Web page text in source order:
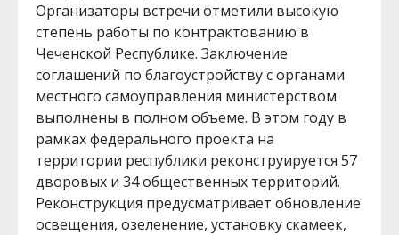
Организаторы встречи отметили высокую
степень работы по контрактованию в
Чеченской Республике. Заключение
соглашений по благоустройству с органами
местного самоуправления министерством
выполнены в полном объеме. В этом году в
рамках федерального проекта на
территории республики реконструируется 57
дворовых и 34 общественных территорий.
Реконструкция предусматривает обновление
освещения, озеленение, установку скамеек,